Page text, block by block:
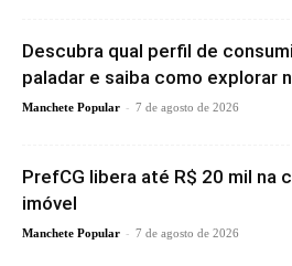
Descubra qual perfil de
paladar e saiba como explorar
Manchete Popular - 7 de agosto de 2026
PrefCG libera até R$ 20 mil na
imóvel
Manchete Popular - 7 de agosto de 2026